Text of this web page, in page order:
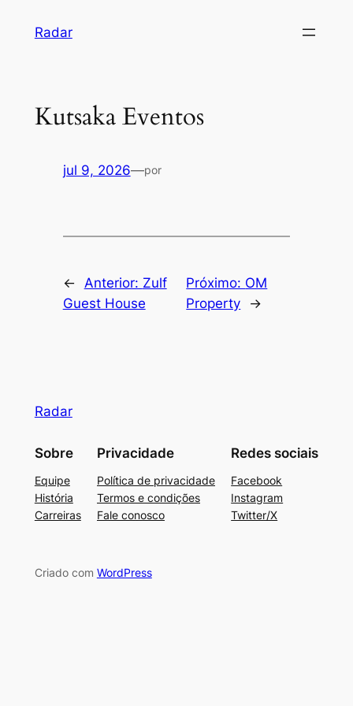
Radar
Kutsaka Eventos
jul 9, 2026—por
← Anterior: Zulf
Guest House
Próximo: OM
Property
→
Radar
Sobre
Equipe
História
Carreiras
Privacidade
Política de privacidade
Termos e condições
Fale conosco
Redes sociais
Facebook
Instagram
Twitter/X
Criado com WordPress